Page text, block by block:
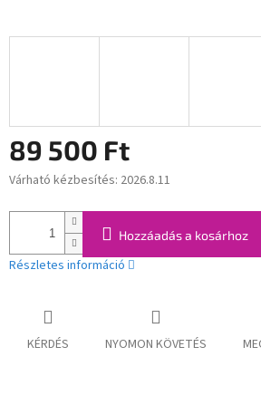
89 500 Ft
Egységár:
Várható kézbesítés: 2026.8.11
Hozzáadás a kosárhoz
Részletes információ
KÉRDÉS NYOMON KÖVETÉS